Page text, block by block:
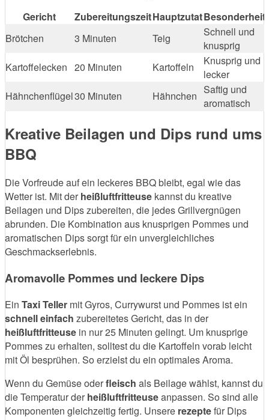
Gericht
ZubereitungszeitHauptzutatBesonderheit
Brötchen
3 Minuten Teig
Schnell und
knusprig
Kartoffelecken 20 Minuten Kartoffeln
Knusprig und
lecker
Hähnchenflügel30 Minuten Hähnchen Saftig und
aromatisch
Kreative Beilagen und Dips rund ums
BBQ
Die Vorfreude auf ein leckeres BBQ bleibt, egal wie das
Wetter ist. Mit der heißluftfritteuse kannst du kreative
Beilagen und Dips zubereiten, die jedes Grillvergnügen
abrunden. Die Kombination aus knusprigen Pommes und
aromatischen Dips sorgt für ein unvergleichliches
Geschmackserlebnis.
Aromavolle Pommes und leckere Dips
Ein Taxi Teller mit Gyros, Currywurst und Pommes ist ein
schnell einfach zubereitetes Gericht, das in der
heißluftfritteuse in nur 25 Minuten gelingt. Um knusprige
Pommes zu erhalten, solltest du die Kartoffeln vorab leicht
mit Öl besprühen. So erzielst du ein optimales Aroma.
Wenn du Gemüse oderfleisch als Beilage wählst, kannst du
die Temperatur der heißluftfritteuseanpassen. So sind alle
Komponenten gleichzeitig fertig. Unsere rezeptefür Dips